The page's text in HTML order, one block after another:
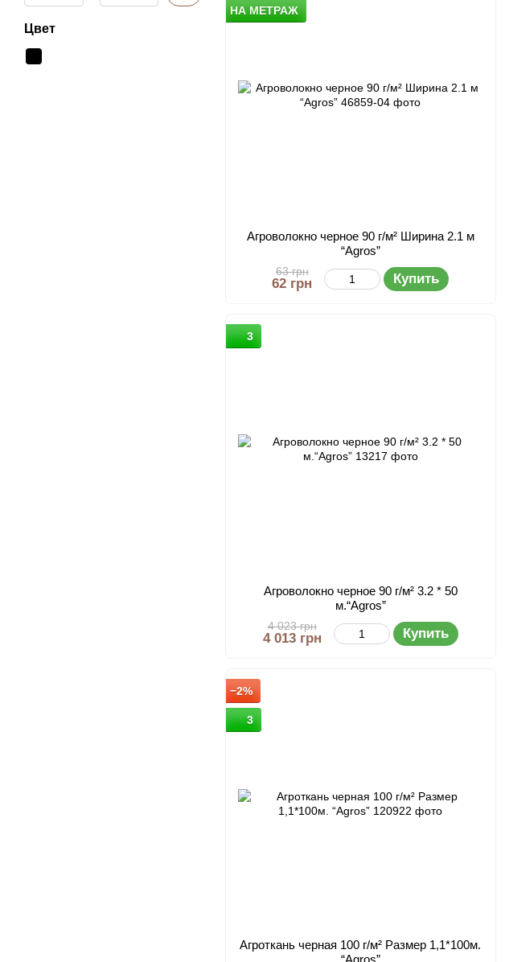
НА МЕТРАЖ
Агроволокно черное 90 г/м² Ширина 2.1 м
“Agros”
63 грн
62 грн Купить
3
Агроволокно черное 90 г/м² 3.2 * 50
м.“Agros”
4 023 грн
4 013 грн Купить
−2%
3
Агроткань черная 100 г/м² Размер 1,1*100м.
Цвет